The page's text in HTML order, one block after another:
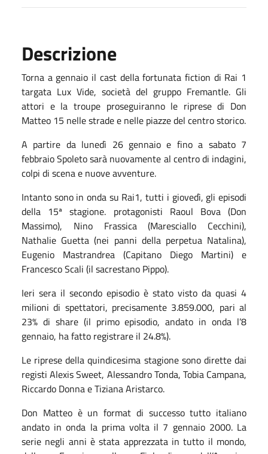
Descrizione
Torna a gennaio il cast della fortunata fiction di Rai 1
targata Lux Vide, società del gruppo Fremantle. Gli
attori e la troupe proseguiranno le riprese di Don
Matteo 15 nelle strade e nelle piazzedel centro storico.
A partire da lunedì 26 gennaioe fino a sabato 7
febbraioSpoletosarà nuovamente al centro di indagini,
colpi di scena e nuove avventure.
Intanto sono in onda su Rai1, tutti i giovedì, gli episodi
della 15ª stagione. protagonisti Raoul Bova (Don
Massimo), Nino Frassica (Maresciallo Cecchini),
Nathalie Guetta (nei panni della perpetua Natalina),
Eugenio Mastrandrea (Capitano Diego Martini) e
Francesco Scali (il sacrestano Pippo).
Ieri sera il secondo episodio è stato visto da quasi 4
milioni di spettatori, precisamente 3.859.000, pari al
23% di share (il primo episodio, andato in onda l’8
gennaio, ha fatto registrare il 24.8%).
Le riprese della quindicesima stagione sono dirette dai
registi Alexis Sweet, Alessandro Tonda, Tobia Campana,
Riccardo Donna e Tiziana Aristarco.
Don Matteo è un format di successo tutto italiano
andato in onda la prima volta il 7 gennaio 2000. La
serie negli anni è stata apprezzata in tutto il mondo,